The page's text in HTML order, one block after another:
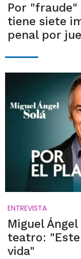
Por
tiene siete
penal por
ENTREVISTA
Miguel
teatro:
vida"